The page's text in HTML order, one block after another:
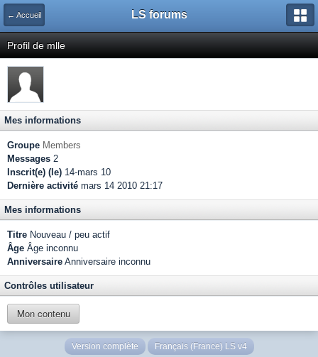
← Accueil LS forums
Profil de mlle
Mes informations
Groupe Members
Messages 2
Inscrit(e) (le) 14-mars 10
Dernière activité mars 14 2010 21:17
Mes informations
Titre Nouveau / peu actif
Âge Âge inconnu
Anniversaire Anniversaire inconnu
Contrôles utilisateur
Mon contenu
Version complète Français (France) LS v4